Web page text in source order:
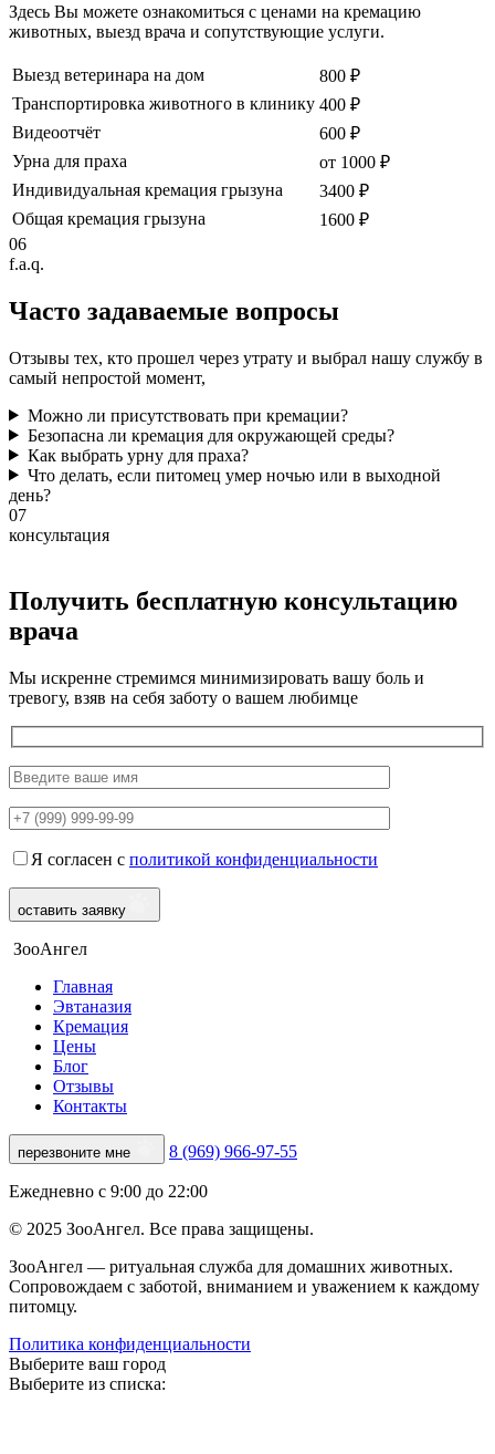
Здесь Вы можете ознакомиться с ценами на кремацию
животных, выезд врача и сопутствующие услуги.
Выезд ветеринара на дом
800 ₽
Транспортировка животного в клинику 400 ₽
Видеоотчёт
600 ₽
Урна для праха
от 1000 ₽
Индивидуальная кремация грызуна
3400 ₽
Общая кремация грызуна
1600 ₽
06
f.a.q.
Часто задаваемые вопросы
Отзывы тех, кто прошел через утрату и выбрал нашу службу в
самый непростой момент,
Можно ли присутствовать при кремации?
Безопасна ли кремация для окружающей среды?
Как выбрать урну для праха?
Что делать, если питомец умер ночью или в выходной
день?
07
консультация
Получить бесплатную консультацию
врача
Мы искренне стремимся минимизировать вашу боль и
тревогу, взяв на себя заботу о вашем любимце
Я согласен с политикой конфиденциальности
оставить заявку
ЗооАнгел
Главная
Эвтаназия
Кремация
Цены
Блог
Отзывы
Контакты
перезвоните мне 8 (969) 966-97-55
Ежедневно с 9:00 до 22:00
© 2025 ЗооАнгел. Все права защищены.
ЗооАнгел — ритуальная служба для домашних животных.
Сопровождаем с заботой, вниманием и уважением к каждому
питомцу.
Политика конфиденциальности
Выберите ваш город
Выберите из списка: